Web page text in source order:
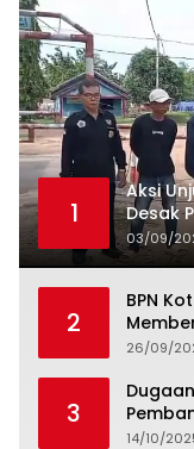
1
Aksi
Desak
03/09/
2
BPN
Terkait
26/09/
3
14/10/